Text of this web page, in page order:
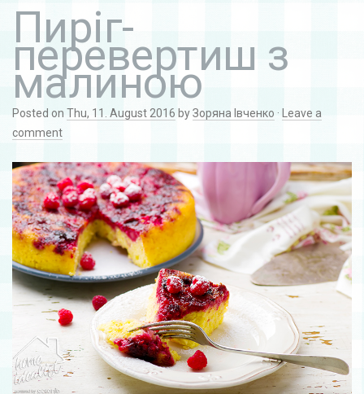
Пиріг-
перевертиш з
малиною
Posted on Thu, 11. August 2016 byЗоряна Івченко ·
Leave a
comment